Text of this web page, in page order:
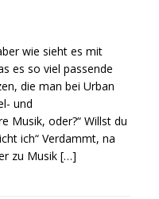
wie sieht es mit
es so viel passende
die man bei Urban
und
Musik, oder?“ Willst du
ich“ Verdammt, na
zu Musik[…]